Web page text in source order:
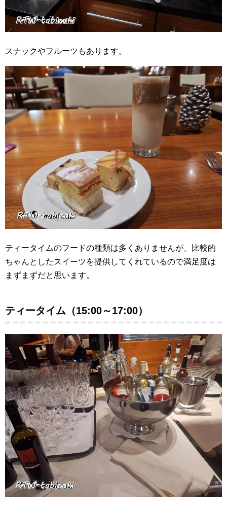
スナックやフルーツもあります。
ティータイムのフードの種類は多くありませんが、比較的
ちゃんとしたスイーツを提供してくれているので満足度は
まずまずだと思います。
ティータイム（15:00～17:00）